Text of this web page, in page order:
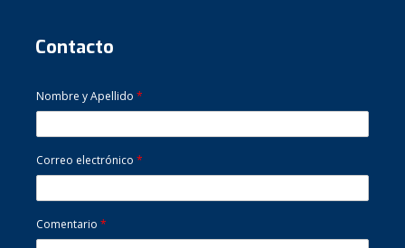
Contacto
Nombre y Apellido *
Correo electrónico *
Comentario *